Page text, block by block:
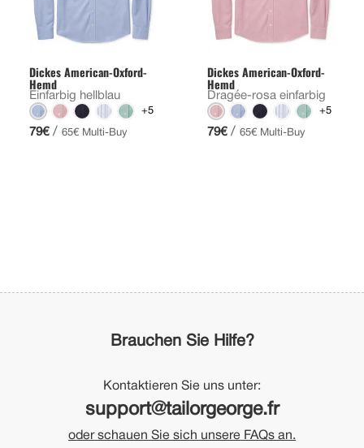
Dickes American-Oxford-
Hemd
Einfarbig hellblau
+5
79€ / 65€ Multi-Buy
Dickes American-Oxford-
Hemd
Dragée-rosa einfarbig
+5
79€ / 65€ Multi-Buy
Brauchen Sie Hilfe?
Kontaktieren Sie uns unter:
support@tailorgeorge.fr
oder schauen Sie sich unsere FAQs an.